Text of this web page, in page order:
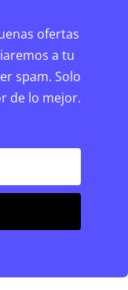
ofertas
a tu
spam. Solo
de lo mejor.